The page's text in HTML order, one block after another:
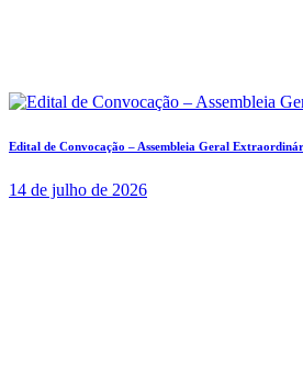
Edital de Convocação – Assembleia Geral
14 de julho de 2026